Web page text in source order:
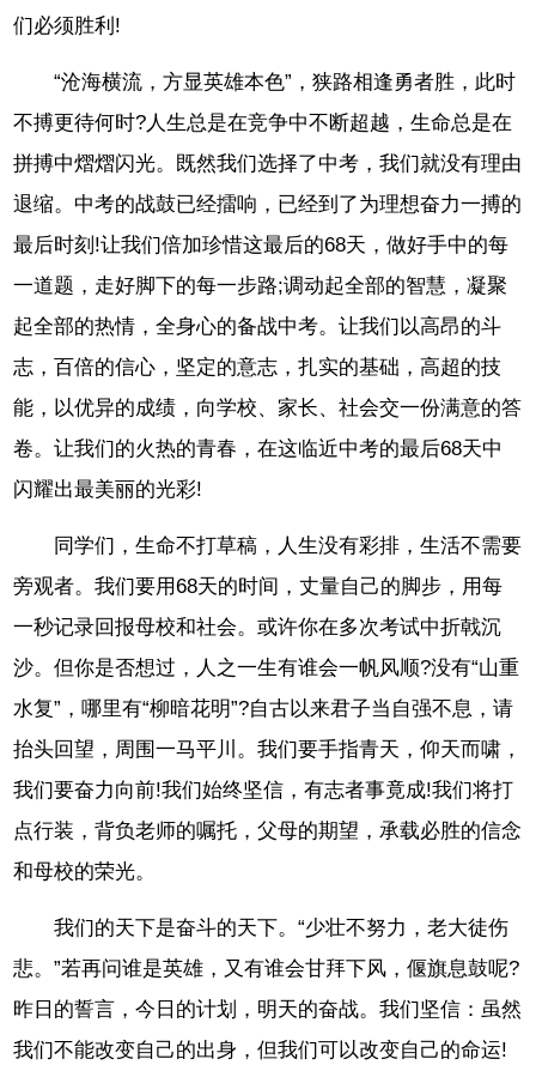
们必须胜利!
“沧海横流，方显英雄本色”，狭路相逢勇者胜，此时
不搏更待何时?人生总是在竞争中不断超越，生命总是在
拼搏中熠熠闪光。既然我们选择了中考，我们就没有理由
退缩。中考的战鼓已经擂响，已经到了为理想奋力一搏的
最后时刻!让我们倍加珍惜这最后的68天，做好手中的每
一道题，走好脚下的每一步路;调动起全部的智慧，凝聚
起全部的热情，全身心的备战中考。让我们以高昂的斗
志，百倍的信心，坚定的意志，扎实的基础，高超的技
能，以优异的成绩，向学校、家长、社会交一份满意的答
卷。让我们的火热的青春，在这临近中考的最后68天中
闪耀出最美丽的光彩!
同学们，生命不打草稿，人生没有彩排，生活不需要
旁观者。我们要用68天的时间，丈量自己的脚步，用每
一秒记录回报母校和社会。或许你在多次考试中折戟沉
沙。但你是否想过，人之一生有谁会一帆风顺?没有“山重
水复”，哪里有“柳暗花明”?自古以来君子当自强不息，请
抬头回望，周围一马平川。我们要手指青天，仰天而啸，
我们要奋力向前!我们始终坚信，有志者事竟成!我们将打
点行装，背负老师的嘱托，父母的期望，承载必胜的信念
和母校的荣光。
我们的天下是奋斗的天下。“少壮不努力，老大徒伤
悲。”若再问谁是英雄，又有谁会甘拜下风，偃旗息鼓呢?
昨日的誓言，今日的计划，明天的奋战。我们坚信：虽然
我们不能改变自己的出身，但我们可以改变自己的命运!